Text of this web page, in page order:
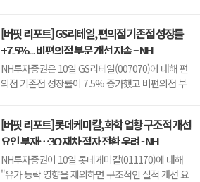
의 철광석 계약 협상을 중단하도록 지시한 것으로 알
려졌다. 중국 내 구매 물량을 CMRG로 모아 대형 공
급업체에 대한 협상력을 높이려는 움직...
[버핏 리포트] GS리테일, 편의점 기존점 성장률
+7.5%... 비편의점 부문 개선 지속 – NH
NH투자증권은 10일 GS리테일(007070)에 대해 편
의점 기존점 성장률이 7.5% 증가했고 비편의점 부
향했다. GS리테일의 전일 종가는 2만8350원이다.주
영훈 NH투자증권 애널리스트는 “우호적인 날씨 및
고유가 피해 지원금 효과로 편의점 기...
[버핏 리포트] 롯데케미칼, 화학 업황 구조적 개선
요인 부재…3Q 재차 적자 전환 우려 - NH
NH투자증권이 10일 롯데케미칼(011170)에 대해
"유가 등락 영향을 제외하면 구조적인 실적 개선 요